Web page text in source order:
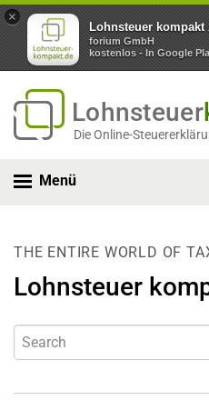
×
Lohnsteuer kompakt
forium GmbH
kostenlos - In Google
Lohnsteuer
Die Online-
Menü
THE ENTIRE WORLD OF
Lohnsteuer